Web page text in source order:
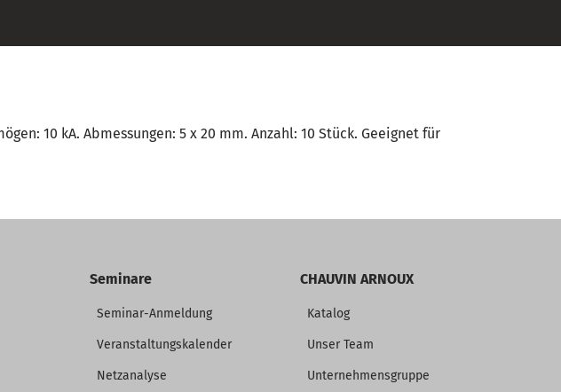
10 kA. Abmessungen: 5 x 20 mm. Anzahl: 10 Stück. Geeignet für
Seminare
Seminar-Anmeldung
Veranstaltungskalender
Netzanalyse
CHAUVIN ARNOUX
Katalog
Unser Team
Unternehmensgruppe